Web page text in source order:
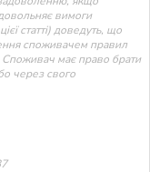
вимоги
статті) доведуть, що
споживачем правил
Споживач має право брати
через свого